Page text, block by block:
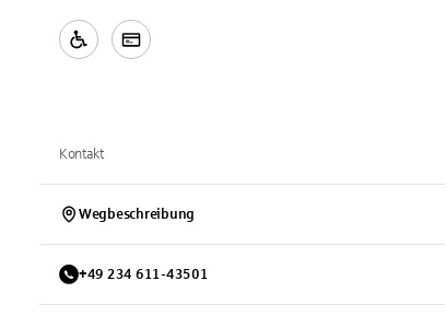
Kontakt
Wegbeschreibung
+49 234 611-43501